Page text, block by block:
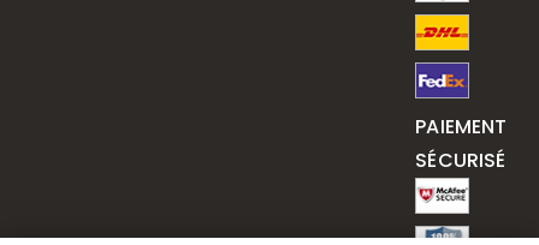
PAIEMENT
SÉCURISÉ